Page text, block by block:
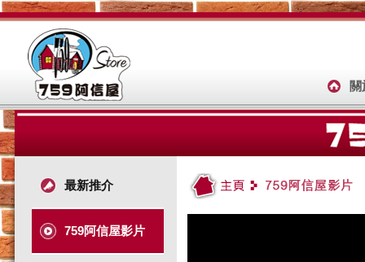
最新推介
759阿信屋影片